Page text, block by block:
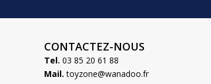
CONTACTEZ-NOUS
Tel. 03 85 20 61 88
Mail. toyzone@wanadoo.fr